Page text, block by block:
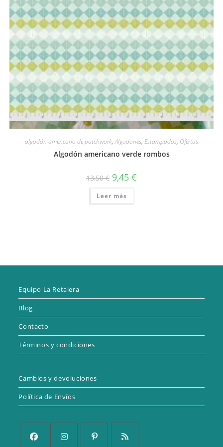
Vista rápida
algodón americano de patchwork,Algodones, Estampados, Ofertas
Algodón americano verde rombos
13,50€ El
precio
original
era:
13,50 €.
9,45 €
Leer más
Equipo La Retalera
Blog
Contacto
Términos y condiciones
Cambios y devoluciones
Política de Envíos